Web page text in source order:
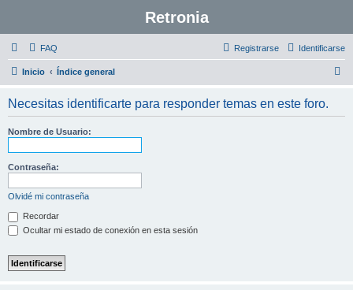
Retronia
FAQ Identificarse
Registrarse
Inicio Índice general
Necesitas identificarte para responder temas en este foro.
Nombre de Usuario:
Contraseña:
Olvidé mi contraseña
Recordar
Ocultar mi estado de conexión en esta sesión